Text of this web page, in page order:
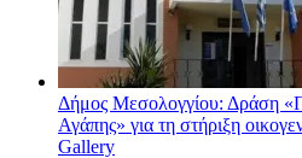
Δήμος Μεσολογγίου: Δράση
Αγάπης» για τη στήριξη
Gallery